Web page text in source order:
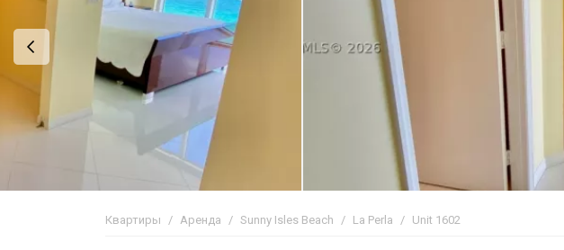
Квартиры Аренда Sunny Isles Beach La Perla Unit 1602